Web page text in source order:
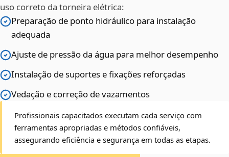
uso correto da torneira elétrica:
Preparação de ponto hidráulico para instalação
adequada
Ajuste de pressão da água para melhor desempenho
Instalação de suportes e fixações reforçadas
Vedação e correção de vazamentos
Profissionais capacitados executam cada serviço com
ferramentas apropriadas e métodos confiáveis,
assegurando eficiência e segurança em todas as etapas.